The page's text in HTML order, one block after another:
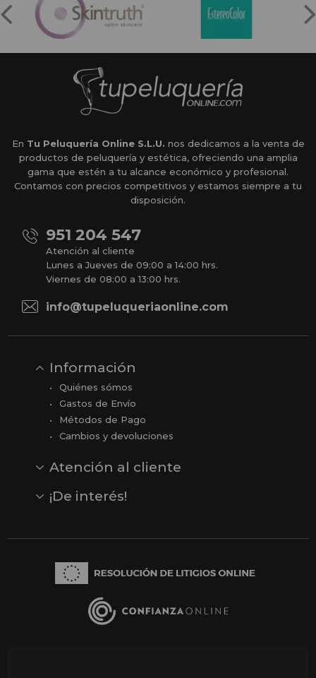
En Tu Peluquería Online S.L.U. nos dedicamos a la venta de
productos de peluquería y estética, ofreciendo una amplia
gama que estén a tu alcance económico y profesional.
Contamos con precios competitivos y estamos siempre a tu
disposición.
951 204 547
Atención al cliente
Lunes a Jueves de 09:00 a 14:00 hrs.
Viernes de 08:00 a 13:00 hrs.
info@tupeluqueriaonline.com
Información
Quiénes sómos
Gastos de Envío
Métodos de Pago
Cambios y devoluciones
Atención al cliente
Opiniones
Reseñas en Google
¡De interés!